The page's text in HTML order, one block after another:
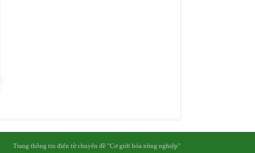
Trang thông tin điện tử chuyên đề "Cơ giới hóa nông nghiệp"